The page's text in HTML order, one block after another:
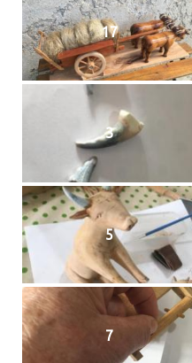
17
3
5
7